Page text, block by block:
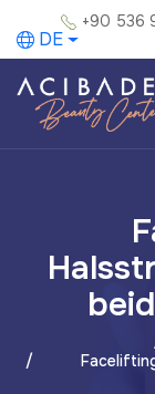
+90 536
DE